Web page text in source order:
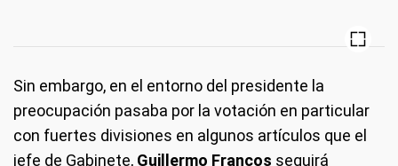
Sin embargo, en el entorno del presidente la
preocupación pasaba por la votación en particular
con fuertes divisiones en algunos artículos que el
jefe de Gabinete, Guillermo Francos seguirá